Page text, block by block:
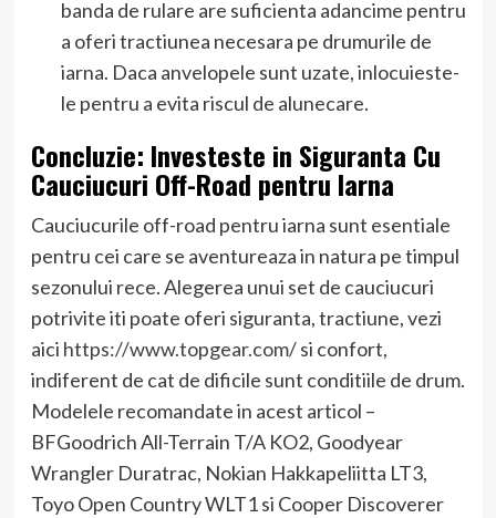
banda de rulare are suficienta adancime pentru
a oferi tractiunea necesara pe drumurile de
iarna. Daca anvelopele sunt uzate, inlocuieste-
le pentru a evita riscul de alunecare.
Concluzie: Investeste in Siguranta Cu
Cauciucuri Off-Road pentru Iarna
Cauciucurile off-road pentru iarna sunt esentiale
pentru cei care se aventureaza in natura pe timpul
sezonului rece. Alegerea unui set de cauciucuri
potrivite iti poate oferi siguranta, tractiune, vezi
aici https://www.topgear.com/si confort,
indiferent de cat de dificile sunt conditiile de drum.
Modelele recomandate in acest articol –
BFGoodrich All-Terrain T/A KO2, Goodyear
Wrangler Duratrac, Nokian Hakkapeliitta LT3,
Toyo Open Country WLT1 si Cooper Discoverer